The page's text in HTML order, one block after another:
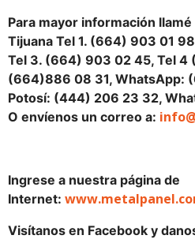
Para mayor información
Tijuana Tel 1. (664) 903 01
Tel 3. (664) 903 02 45, Tel 4
(664)886 08 31, WhatsApp:
Potosí: (444) 206 23 32,
O envíenos un correo a:
Ingrese a nuestra página de
Internet:
Visítanos en Facebook y